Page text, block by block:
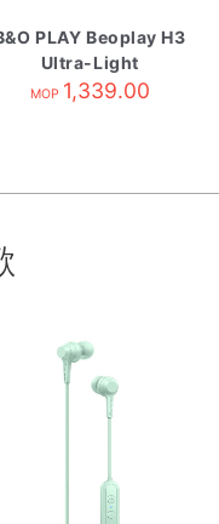
PLAY Beoplay H3
Ultra-Light
Earphones
MOP 1,339.00